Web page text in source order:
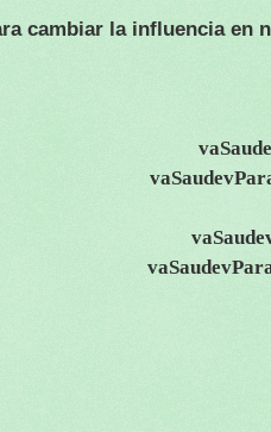
cambiar la influencia en